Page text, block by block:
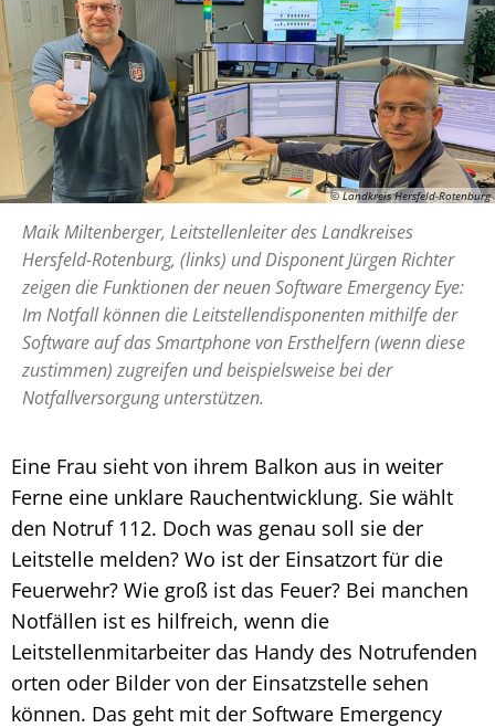
© Landkreis Hersfeld-Rotenburg
Maik Miltenberger, Leitstellenleiter des Landkreises
Hersfeld-Rotenburg, (links) und Disponent Jürgen Richter
zeigen die Funktionen der neuen Software Emergency Eye:
Im Notfall können die Leitstellendisponenten mithilfe der
Software auf das Smartphone von Ersthelfern (wenn diese
zustimmen) zugreifen und beispielsweise bei der
Notfallversorgung unterstützen.
Eine Frau sieht von ihrem Balkon aus in weiter
Ferne eine unklare Rauchentwicklung. Sie wählt
den Notruf 112. Doch was genau soll sie der
Leitstelle melden? Wo ist der Einsatzort für die
Feuerwehr? Wie groß ist das Feuer? Bei manchen
Notfällen ist es hilfreich, wenn die
Leitstellenmitarbeiter das Handy des Notrufenden
orten oder Bilder von der Einsatzstelle sehen
können. Das geht mit der Software Emergency